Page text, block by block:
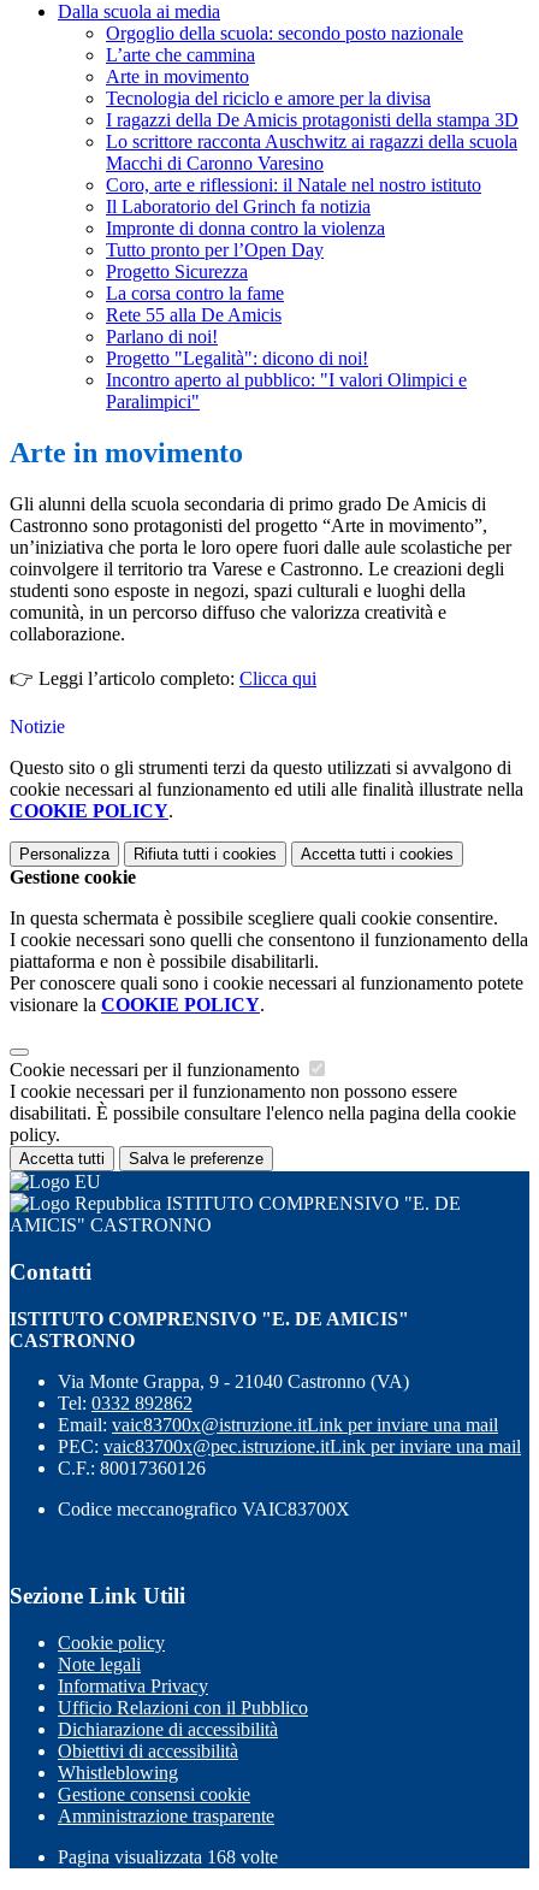
Dalla scuola ai media
Orgoglio della scuola: secondo posto nazionale
L’arte che cammina
Arte in movimento
Tecnologia del riciclo e amore per la divisa
I ragazzi della De Amicis protagonisti della stampa 3D
Lo scrittore racconta Auschwitz ai ragazzi della scuola
Macchi di Caronno Varesino
Coro, arte e riflessioni: il Natale nel nostro istituto
Il Laboratorio del Grinch fa notizia
Impronte di donna contro la violenza
Tutto pronto per l’Open Day
Progetto Sicurezza
La corsa contro la fame
Rete 55 alla De Amicis
Parlano di noi!
Progetto "Legalità": dicono di noi!
Incontro aperto al pubblico: "I valori Olimpici e
Paralimpici"
Arte in movimento
Gli alunni della scuola secondaria di primo grado De Amicis di
Castronno sono protagonisti del progetto “Arte in movimento”,
un’iniziativa che porta le loro opere fuori dalle aule scolastiche per
coinvolgere il territorio tra Varese e Castronno. Le creazioni degli
studenti sono esposte in negozi, spazi culturali e luoghi della
comunità, in un percorso diffuso che valorizza creatività e
collaborazione.
👉 Leggi l’articolo completo: Clicca qui
Notizie
Questo sito o gli strumenti terzi da questo utilizzati si avvalgono di
cookie necessari al funzionamento ed utili alle finalità illustrate nella
COOKIE POLICY.
Personalizza Rifiuta tutti i cookies Accetta tutti i cookies
Gestione cookie
In questa schermata è possibile scegliere quali cookie consentire.
I cookie necessari sono quelli che consentono il funzionamento della
piattaforma e non è possibile disabilitarli.
Per conoscere quali sono i cookie necessari al funzionamento potete
visionare la COOKIE POLICY.
Cookie necessari per il funzionamento
I cookie necessari per il funzionamento non possono essere
disabilitati. È possibile consultare l'elenco nella pagina della cookie
policy.
Accetta tutti Salva le preferenze
ISTITUTO COMPRENSIVO "E. DE
AMICIS" CASTRONNO
Contatti
ISTITUTO COMPRENSIVO "E. DE AMICIS"
CASTRONNO
Via Monte Grappa, 9 - 21040 Castronno (VA)
Tel: 0332 892862
Email: vaic83700x@istruzione.itLink per inviare una mail
PEC: vaic83700x@pec.istruzione.itLink per inviare una mail
C.F.: 80017360126
Codice meccanografico VAIC83700X
Sezione Link Utili
Cookie policy
Note legali
Informativa Privacy
Ufficio Relazioni con il Pubblico
Dichiarazione di accessibilità
Obiettivi di accessibilità
Whistleblowing
Gestione consensi cookie
Amministrazione trasparente
Pagina visualizzata 168 volte